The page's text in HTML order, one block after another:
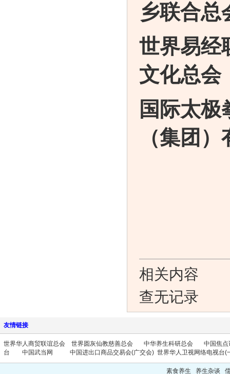
乡联
世界易
文化
国际太
（集团
相关内容
查无记录
友情链接
世界华人商贸联谊总会 世界圆灰仙教慈善总会 中华养生科研总会
中国焦点
台 中国武当网 中国进出口商品交易会(广交会) 世界华人卫视网络电视台(
素食养生 养生杂谈